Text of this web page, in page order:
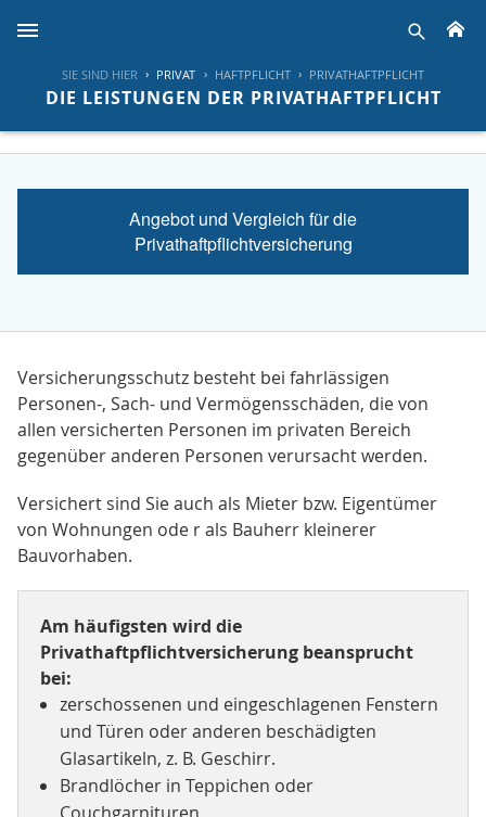
SIE SIND HIER PRIVAT HAFTPFLICHT PRIVATHAFTPFLICHT
DIE LEISTUNGEN DER PRIVATHAFTPFLICHT
Angebot und Vergleich für die
Privathaftpflichtversicherung
Versicherungsschutz besteht bei fahrlässigen
Personen-, Sach- und Vermögensschäden, die von
allen versicherten Personen im privaten Bereich
gegenüber anderen Personen verursacht werden.
Versichert sind Sie auch als Mieter bzw. Eigentümer
von Wohnungen ode r als Bauherr kleinerer
Bauvorhaben.
Am häufigsten wird die
Privathaftpflichtversicherung beansprucht
bei:
zerschossenen und eingeschlagenen Fenstern
und Türen oder anderen beschädigten
Glasartikeln, z. B. Geschirr.
Brandlöcher in Teppichen oder